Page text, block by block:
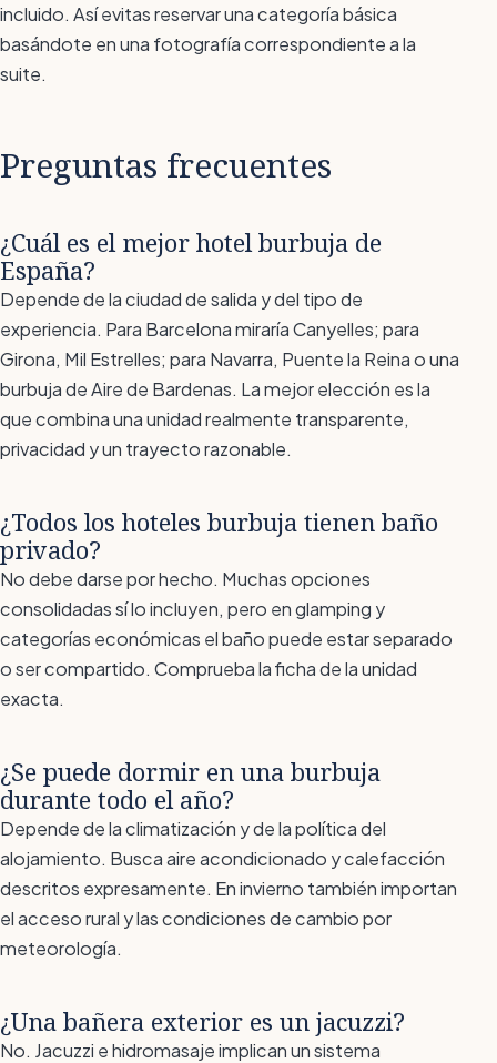
incluido. Así evitas reservar una categoría básica
basándote en una fotografía correspondiente a la
suite.
Preguntas frecuentes
¿Cuál es el mejor hotel burbuja de
España?
Depende de la ciudad de salida y del tipo de
experiencia. Para Barcelona miraría Canyelles; para
Girona, Mil Estrelles; para Navarra, Puente la Reina o una
burbuja de Aire de Bardenas. La mejor elección es la
que combina una unidad realmente transparente,
privacidad y un trayecto razonable.
¿Todos los hoteles burbuja tienen baño
privado?
No debe darse por hecho. Muchas opciones
consolidadas sí lo incluyen, pero en glamping y
categorías económicas el baño puede estar separado
o ser compartido. Comprueba la ficha de la unidad
exacta.
¿Se puede dormir en una burbuja
durante todo el año?
Depende de la climatización y de la política del
alojamiento. Busca aire acondicionado y calefacción
descritos expresamente. En invierno también importan
el acceso rural y las condiciones de cambio por
meteorología.
¿Una bañera exterior es un jacuzzi?
No. Jacuzzi e hidromasaje implican un sistema